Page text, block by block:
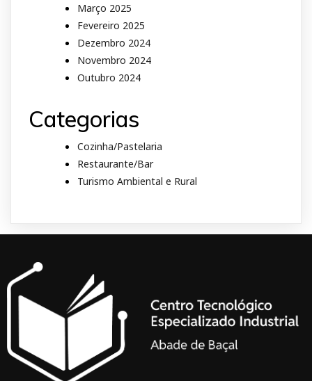
Março 2025
Fevereiro 2025
Dezembro 2024
Novembro 2024
Outubro 2024
Categorias
Cozinha/Pastelaria
Restaurante/Bar
Turismo Ambiental e Rural